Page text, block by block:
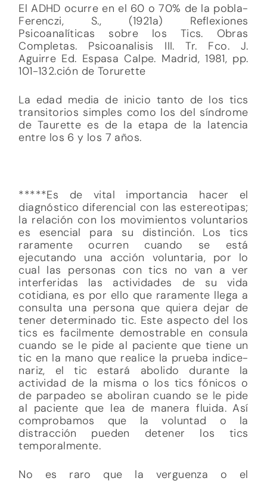
El ADHD ocurre en el 60 o 70% de la pobla-
Ferenczi, S., (1921a) Reflexiones
Psicoanalíticas sobre los Tics. Obras
Completas. Psicoanalisis III. Tr. Fco. J.
Aguirre Ed. Espasa Calpe. Madrid, 1981, pp.
101-132.ción de Torurette
La edad media de inicio tanto de los tics
transitorios simples como los del síndrome
de Taurette es de la etapa de la latencia
entre los 6 y los 7 años.
*****Es de vital importancia hacer el
diagnóstico diferencial con las estereotipas;
la relación con los movimientos voluntarios
es esencial para su distinción. Los tics
raramente ocurren cuando se está
ejecutando una acción voluntaria, por lo
cual las personas con tics no van a ver
interferidas las actividades de su vida
cotidiana, es por ello que raramente llega a
consulta una persona que quiera dejar de
tener determinado tic. Este aspecto del los
tics es facilmente demostrable en consula
cuando se le pide al paciente que tiene un
tic en la mano que realice la prueba indice-
nariz, el tic estará abolido durante la
actividad de la misma o los tics fónicos o
de parpadeo se aboliran cuando se le pide
al paciente que lea de manera fluida. Así
comprobamos que la voluntad o la
distracción pueden detener los tics
temporalmente.
No es raro que la verguenza o el